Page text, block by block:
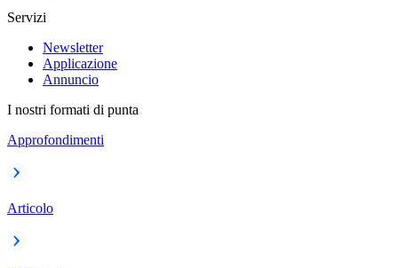
Servizi
Newsletter
Applicazione
Annuncio
I nostri formati di punta
Approfondimenti
Articolo